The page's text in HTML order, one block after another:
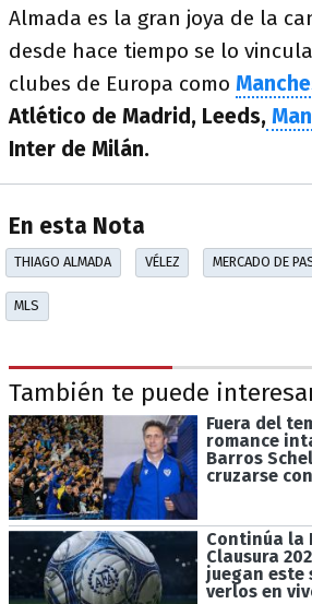
Almada es la gran joya de la
desde hace tiempo se lo
clubes de Europa como
Atlético de Madrid, Leeds,
Inter de Milán.
En esta Nota
THIAGO ALMADA VÉLEZ MERCADO DE
MLS
También te puede
Fuera del
romance
Barros
cruzarse
Continúa la
Clausura
juegan este
verlos en